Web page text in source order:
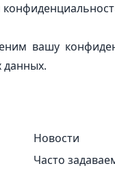
вашу
данных.
Новости
Часто